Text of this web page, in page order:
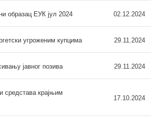
образац ЕУК јул 2024 02.12.2024
угроженим купцима 29.11.2024
јавног позива 29.11.2024
средстава крајњим
17.10.2024